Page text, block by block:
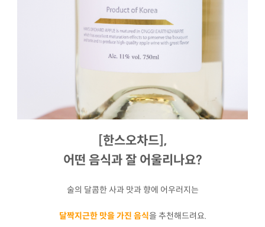
[한스오차드],
어떤 음식과 잘 어울리나요?
술의 달콤한 사과 맛과 향에 어우러지는
달짝지근한 맛을 가진 음식을 추천해드려요.